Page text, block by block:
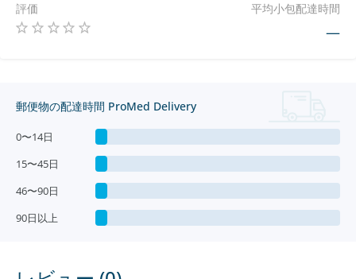
評価 平均小包配達時間
—
郵便物の配達時間 ProMed Delivery
0〜14日
15〜45日
46〜90日
90日以上